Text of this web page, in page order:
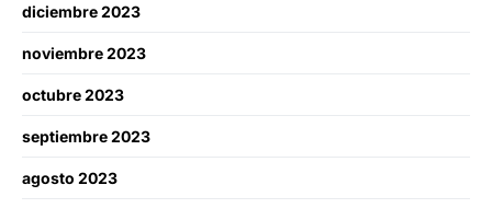
diciembre 2023
noviembre 2023
octubre 2023
septiembre 2023
agosto 2023